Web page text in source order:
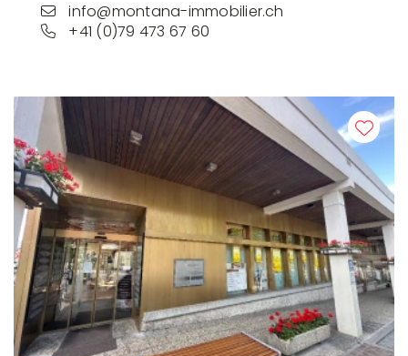
info@montana-immobilier.ch
+41 (0)79 473 67 60